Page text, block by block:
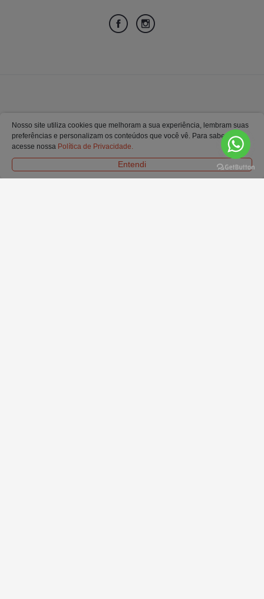
Nosso site utiliza cookies que melhoram a sua experiência, lembram suas
preferências e personalizam os conteúdos que você vê. Para saber mais
acesse nossa Política de Privacidade.
Entendi